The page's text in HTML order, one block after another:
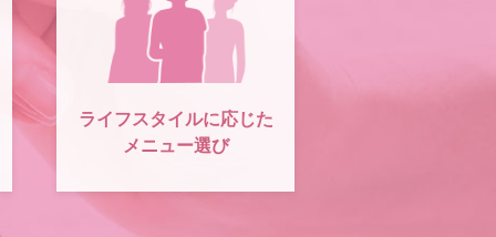
ライフスタイルに応じた
メニュー選び